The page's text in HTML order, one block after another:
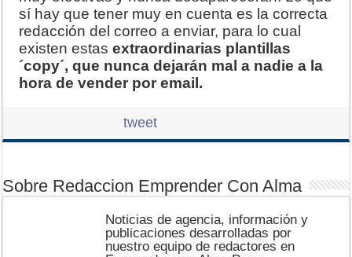
sí hay que tener muy en cuenta es la correcta
redacción del correo a enviar, para lo cual
existen estasextraordinarias plantillas
´copy´, que nunca dejarán mal a nadie a la
hora de vender por email.
tweet
Sobre Redaccion Emprender Con Alma
Noticias de agencia, información y
publicaciones desarrolladas por
nuestro equipo de redactores en